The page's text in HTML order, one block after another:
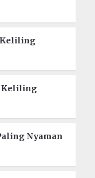
Keliling
Keliling
Nyaman